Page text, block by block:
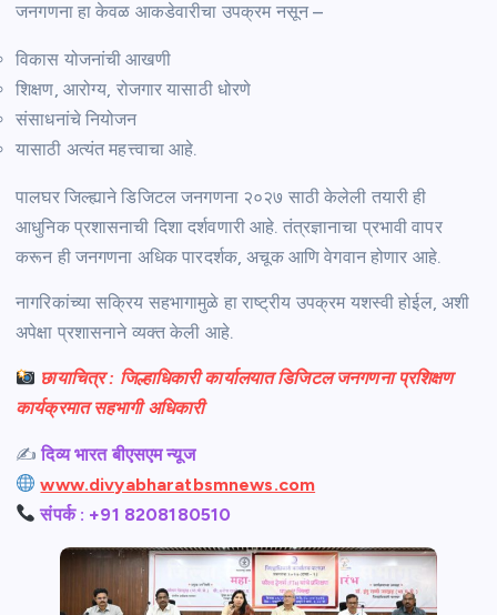
जनगणना हा केवळ आकडेवारीचा उपक्रम नसून –
विकास योजनांची आखणी
शिक्षण, आरोग्य, रोजगार यासाठी धोरणे
संसाधनांचे नियोजन
यासाठी अत्यंत महत्त्वाचा आहे.
पालघर जिल्ह्याने डिजिटल जनगणना २०२७ साठी केलेली तयारी ही
आधुनिक प्रशासनाची दिशा दर्शवणारी आहे. तंत्रज्ञानाचा प्रभावी वापर
करून ही जनगणना अधिक पारदर्शक, अचूक आणि वेगवान होणार आहे.
नागरिकांच्या सक्रिय सहभागामुळे हा राष्ट्रीय उपक्रम यशस्वी होईल, अशी
अपेक्षा प्रशासनाने व्यक्त केली आहे.
छायाचित्र : जिल्हाधिकारी कार्यालयात डिजिटल जनगणना प्रशिक्षण
कार्यक्रमात सहभागी अधिकारी
✍️दिव्य भारत बीएसएम न्यूज
www.divyabharatbsmnews.com
संपर्क : +91 8208180510